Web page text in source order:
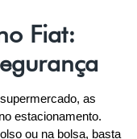
Fiat:
as
estacionamento.
ou na bolsa, basta